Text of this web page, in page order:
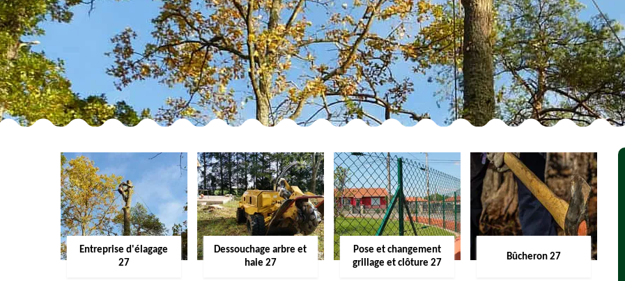
Entreprise d'élagage
27
Dessouchage arbre et
haie 27
Pose et changement
grillage et clôture 27
Bûcheron 27